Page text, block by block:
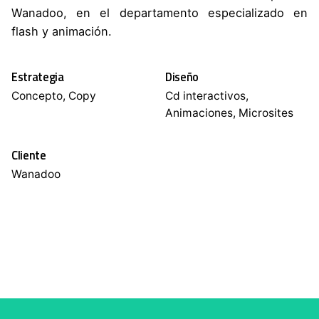
Wanadoo, en el departamento especializado en
flash y animación.
Estrategia
Concepto, Copy
Diseño
Cd interactivos,
Animaciones, Microsites
Cliente
Wanadoo